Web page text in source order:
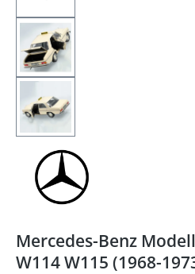
Mercedes-Benz
W114 W115 (1968-